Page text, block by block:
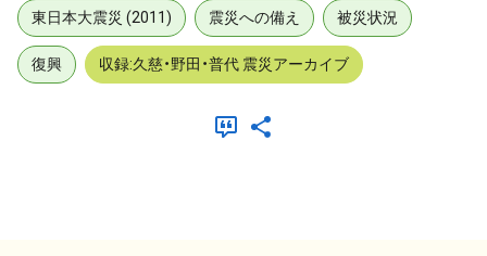
東日本大震災 (2011) 震災への備え 被災状況
復興 収録:久慈・野田・普代 震災アーカイブ